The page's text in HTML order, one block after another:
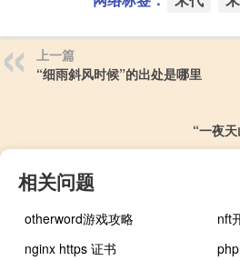
上一篇
“细雨斜风时候”的出处是哪里
“一夜
相关问题
otherword游戏攻略
nft
nginx https 证书